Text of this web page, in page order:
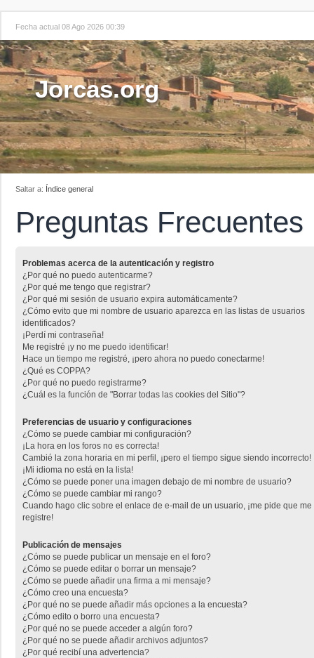
Fecha actual 08 Ago 2026 00:39
Jorcas.org
Saltar a: Índice general
Preguntas Frecuentes
Problemas acerca de la autenticación y registro
¿Por qué no puedo autenticarme?
¿Por qué me tengo que registrar?
¿Por qué mi sesión de usuario expira automáticamente?
¿Cómo evito que mi nombre de usuario aparezca en las listas de usuarios
identificados?
¡Perdí mi contraseña!
Me registré ¡y no me puedo identificar!
Hace un tiempo me registré, ¡pero ahora no puedo conectarme!
¿Qué es COPPA?
¿Por qué no puedo registrarme?
¿Cuál es la función de "Borrar todas las cookies del Sitio"?
Preferencias de usuario y configuraciones
¿Cómo se puede cambiar mi configuración?
¡La hora en los foros no es correcta!
Cambié la zona horaria en mi perfil, ¡pero el tiempo sigue siendo incorrecto!
¡Mi idioma no está en la lista!
¿Cómo se puede poner una imagen debajo de mi nombre de usuario?
¿Cómo se puede cambiar mi rango?
Cuando hago clic sobre el enlace de e-mail de un usuario, ¡me pide que me
registre!
Publicación de mensajes
¿Cómo se puede publicar un mensaje en el foro?
¿Cómo se puede editar o borrar un mensaje?
¿Cómo se puede añadir una firma a mi mensaje?
¿Cómo creo una encuesta?
¿Por qué no se puede añadir más opciones a la encuesta?
¿Cómo edito o borro una encuesta?
¿Por qué no se puede acceder a algún foro?
¿Por qué no se puede añadir archivos adjuntos?
¿Por qué recibí una advertencia?